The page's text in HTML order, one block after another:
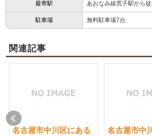
最寄駅 あおなみ線荒子駅から
駐車場 無料駐車場7台
関連記事
名古屋市中川区にある
名古屋市中